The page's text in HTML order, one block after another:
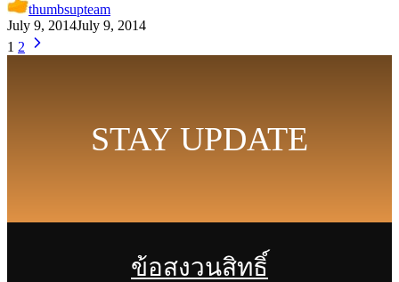
thumbsupteam
July 9, 2014July 9, 2014
1 2
STAY UPDATE
ข้อสงวนสิทธิ์